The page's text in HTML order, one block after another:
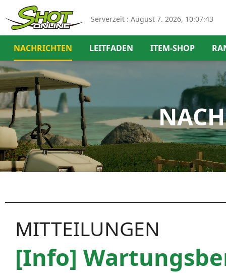
Serverzeit : August 7. 2026, 10:07:44
NACHRICHTEN LEITFADEN ITEM-SHOP
MITTEILUNGEN
[Info]